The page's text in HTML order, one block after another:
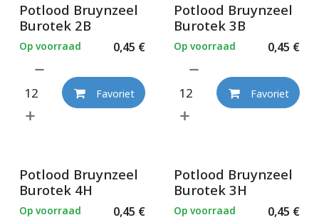
Potlood Bruynzeel
Burotek 2B
0,45 €
Op voorraad
Favoriet
Potlood Bruynzeel
Burotek 3B
0,45 €
Op voorraad
Favoriet
Potlood Bruynzeel
Burotek 4H
0,45 €
Op voorraad
Potlood Bruynzeel
Burotek 3H
0,45 €
Op voorraad